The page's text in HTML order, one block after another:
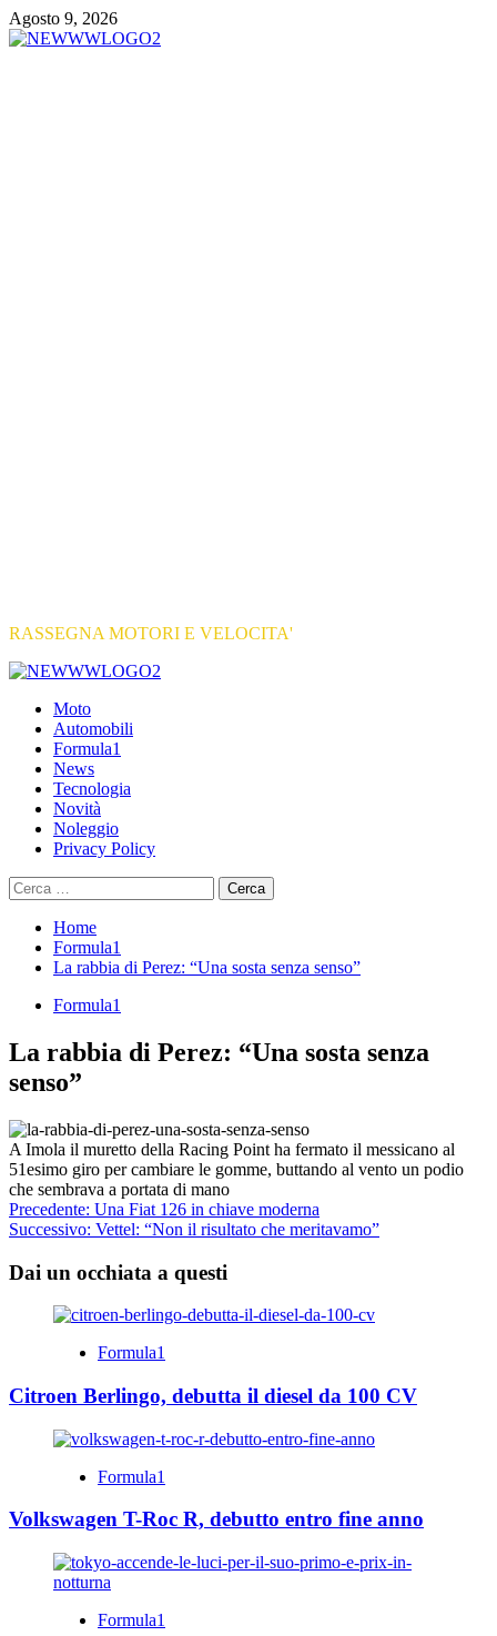
Vai
al
Agosto 9, 2026
RASSEGNA MOTORI E VELOCITA'
Primary
Moto
Automobili
Formula1
News
Tecnologia
Novità
Noleggio
Privacy Policy
Ricerca
per:
Home
Formula1
La rabbia di Perez: “Una sosta senza senso”
Formula1
La rabbia di Perez: “Una sosta senza
senso”
A Imola il muretto della Racing Point ha fermato il messicano al
51esimo giro per cambiare le gomme, buttando al vento un podio
che sembrava a portata di mano
Navigazione
articolo
Precedente: Una Fiat 126 in chiave moderna
Successivo: Vettel: “Non il risultato che meritavamo”
Dai un occhiata a questi
Formula1
Citroen Berlingo, debutta il diesel da 100 CV
Formula1
Volkswagen T-Roc R, debutto entro fine anno
Formula1